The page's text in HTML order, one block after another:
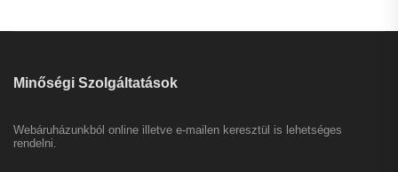
Minőségi Szolgáltatások
Webáruházunkból online illetve e-mailen keresztül is lehetséges
rendelni.